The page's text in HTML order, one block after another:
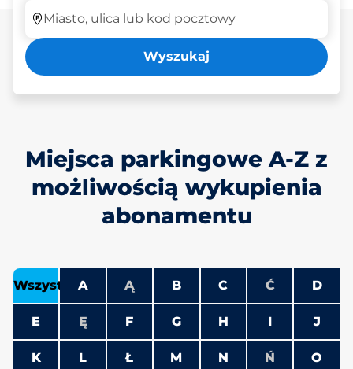
Wyszukaj
Miejsca parkingowe A-Z z
możliwością wykupienia
abonamentu
WszystkoA Ą B C Ć D
E Ę F G H I J
K L Ł M N Ń O